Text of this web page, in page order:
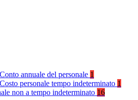
Conto annuale del personale 1
Costo personale tempo indeterminato 1
non a tempo indeterminato 16